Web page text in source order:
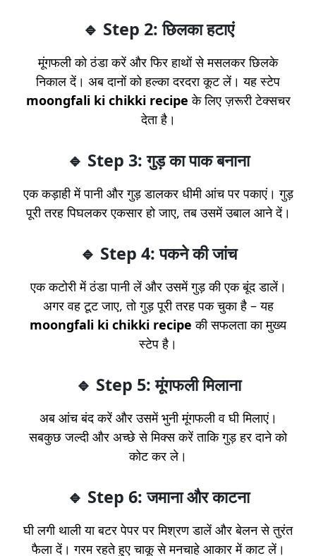
🔹 Step 2: छिलका हटाएं
मूंगफली को ठंडा करें और फिर हाथों से मसलकर छिलके
निकाल दें। अब दानों को हल्का दरदरा कूट लें। यह स्टेप
moongfali ki chikki recipe के लिए ज़रूरी टेक्सचर
देता है।
🔹 Step 3: गुड़ का पाक बनाना
एक कड़ाही में पानी और गुड़ डालकर धीमी आंच पर पकाएं। गुड़
पूरी तरह पिघलकर एकसार हो जाए, तब उसमें उबाल आने दें।
🔹 Step 4: पकने की जांच
एक कटोरी में ठंडा पानी लें और उसमें गुड़ की एक बूंद डालें।
अगर वह टूट जाए, तो गुड़ पूरी तरह पक चुका है – यह
moongfali ki chikki recipe की सफलता का मुख्य
स्टेप है।
🔹 Step 5: मूंगफली मिलाना
अब आंच बंद करें और उसमें भुनी मूंगफली व घी मिलाएं।
सबकुछ जल्दी और अच्छे से मिक्स करें ताकि गुड़ हर दाने को
कोट कर ले।
🔹 Step 6: जमाना और काटना
घी लगी थाली या बटर पेपर पर मिश्रण डालें और बेलन से तुरंत
फैला दें। गरम रहते हुए चाकू से मनचाहे आकार में काट लें।